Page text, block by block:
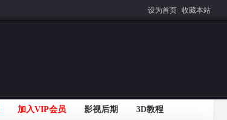
设为首页 收藏本站
加入VIP会员 影视后期 3D教程